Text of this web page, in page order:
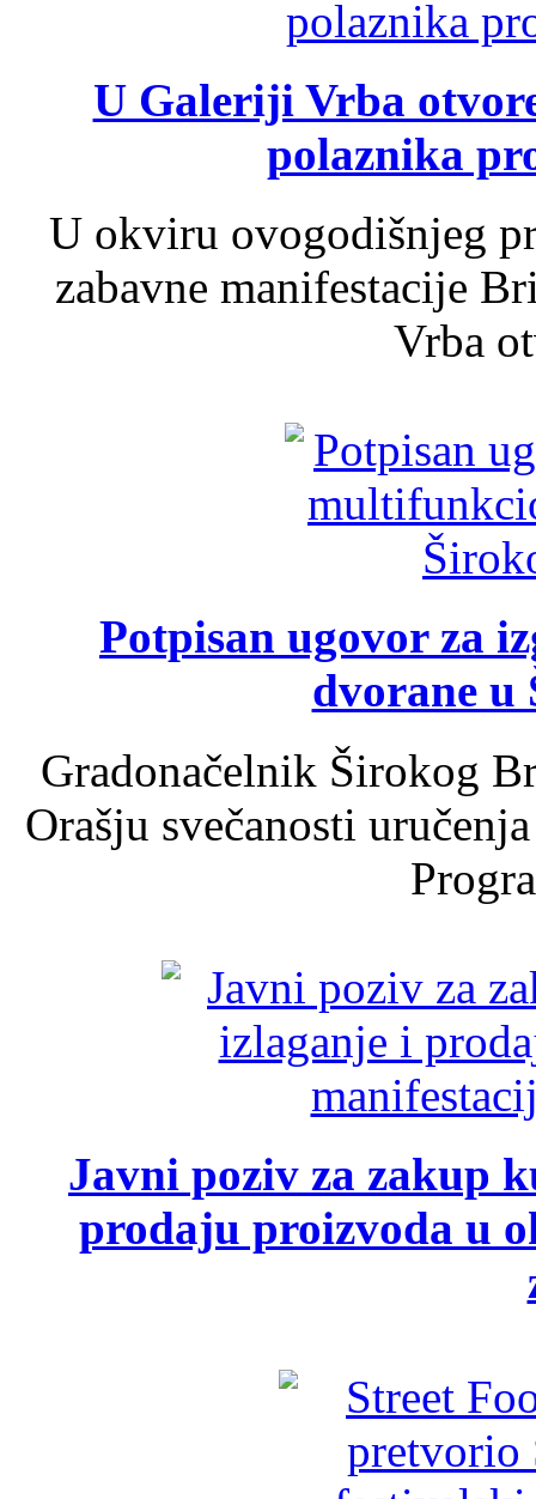
U Galeriji Vrba
polaznika
U okviru ovogodišnjeg
zabavne manifestacije
Vrba
Potpisan ugovor za
dvorane u
Gradonačelnik Širokog
Orašju svečanosti
Javni poziv za zakup
prodaju proizvoda u